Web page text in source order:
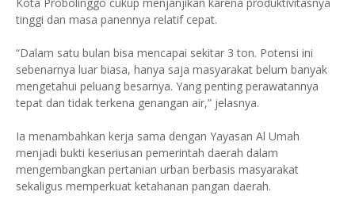
tinggi dan masa panennya relatif cepat.
“Dalam satu bulan bisa mencapai sekitar 3 ton. Potensi ini
sebenarnya luar biasa, hanya saja masyarakat belum banyak
mengetahui peluang besarnya. Yang penting perawatannya
tepat dan tidak terkena genangan air,” jelasnya.
Ia menambahkan kerja sama dengan Yayasan Al Umah
menjadi bukti keseriusan pemerintah daerah dalam
mengembangkan pertanian urban berbasis masyarakat
sekaligus memperkuat ketahanan pangan daerah.